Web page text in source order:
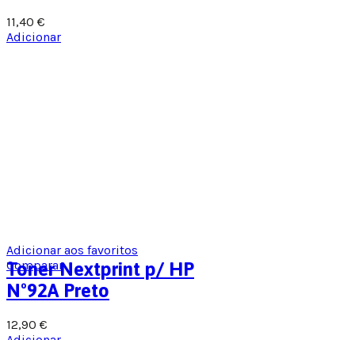
11,40 €
Adicionar
Adicionar aos favoritos
Comparar
Toner Nextprint p/ HP
Nº92A Preto
12,90 €